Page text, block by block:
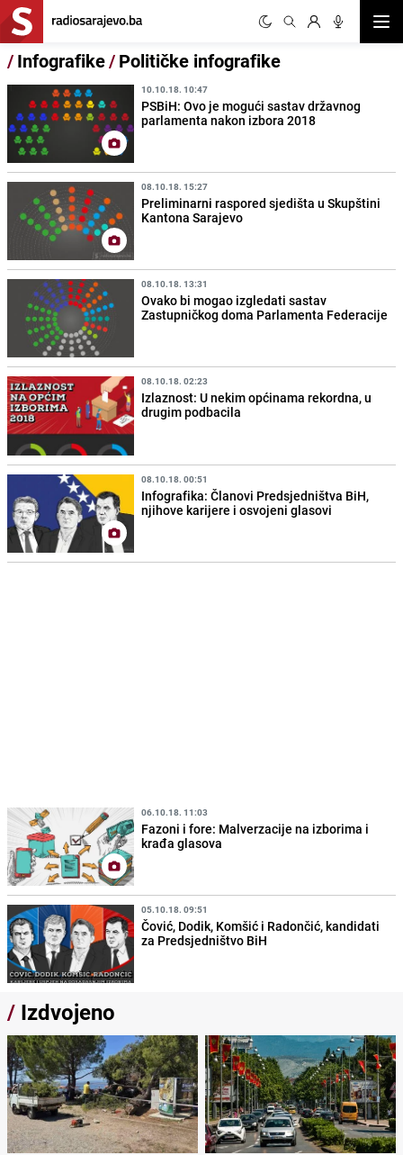
/Infografike/Političke infografike
10.10.18. 10:47
PSBiH: Ovo je mogući sastav državnog
parlamenta nakon izbora 2018
08.10.18. 15:27
Preliminarni raspored sjedišta u Skupštini
Kantona Sarajevo
08.10.18. 13:31
Ovako bi mogao izgledati sastav
Zastupničkog doma Parlamenta Federacije
08.10.18. 02:23
Izlaznost: U nekim općinama rekordna, u
drugim podbacila
08.10.18. 00:51
Infografika: Članovi Predsjedništva BiH,
njihove karijere i osvojeni glasovi
06.10.18. 11:03
Fazoni i fore: Malverzacije na izborima i
krađa glasova
05.10.18. 09:51
Čović, Dodik, Komšić i Radončić, kandidati
za Predsjedništvo BiH
/ Izdvojeno